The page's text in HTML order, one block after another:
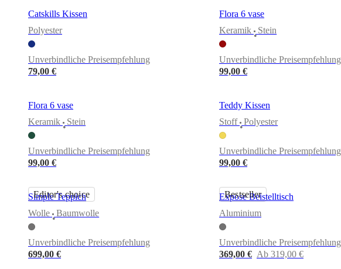
Catskills Kissen
Polyester
Unverbindliche Preisempfehlung
79,00 €
Flora 6 vase
Keramik
•
Stein
Unverbindliche Preisempfehlung
99,00 €
Flora 6 vase
Keramik
•
Stein
Unverbindliche Preisempfehlung
99,00 €
Teddy Kissen
Stoff
•
Polyester
Unverbindliche Preisempfehlung
99,00 €
Editor's choice
Simple Teppich
Wolle
•
Baumwolle
Unverbindliche Preisempfehlung
699,00 €
Bestseller
Expose Beistelltisch
Aluminium
Unverbindliche Preisempfehlung
369,00 € Ab 319,00 €